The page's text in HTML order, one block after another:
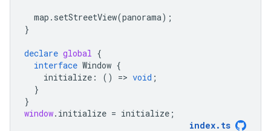
map . setStreetView(panorama);
}
declare global {
interface Window {
initialize : () => void ;
}
}
window. initialize = initialize ;
index. ts